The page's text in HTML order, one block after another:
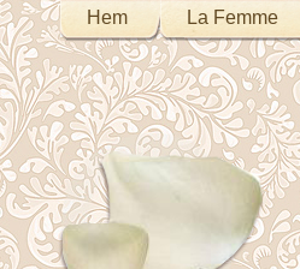
Hem La Femme